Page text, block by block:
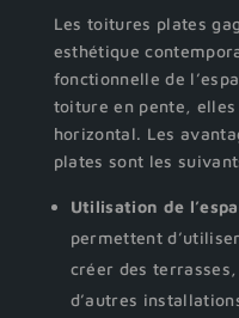
Les toitures plates
esthétique
fonctionnelle de
toiture en pente,
horizontal. Les
plates sont les
Utilisation de
permettent
créer des
d’autres